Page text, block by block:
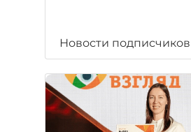
Новости подписчиков